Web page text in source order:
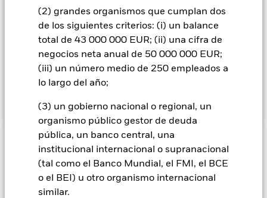
(2) grandes organismos que cumplan dos
de los siguientes criterios: (i) un balance
total de 43 000 000 EUR; (ii) una cifra de
negocios neta anual de 50 000 000 EUR;
(iii) un número medio de 250 empleados a
lo largo del año;
(3) un gobierno nacional o regional, un
organismo público gestor de deuda
pública, un banco central, una
institucional internacional o supranacional
(tal como el Banco Mundial, el FMI, el BCE
o el BEI) u otro organismo internacional
similar.
utilizado a la hora de conformar la cartera del Fondo, con
fines de gestión de riesgos para supervisar el riesgo activo o
del Fondo se invertirán de acuerdo con lo establecido en su
Política ESG, tal como se indica en el folleto. Para obtener
más información sobre las características ESG, consulte el
folleto y visite el sitio web de BlackRock:
INFORMACIÓN IMPORTANTE: Capital en Riesgo.El valor
de las inversiones y los ingresos derivados de ellas pueden
subir o bajar, y no están garantizados. Es posible que los